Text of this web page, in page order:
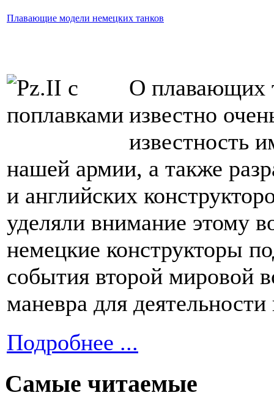
Плавающие модели немецких танков
О плавающих
известно
известность
нашей армии, а также
и английских
уделяли внимание этому
немецкие конструкторы
события второй мировой
маневра для
Подробнее ...
Самые читаемые